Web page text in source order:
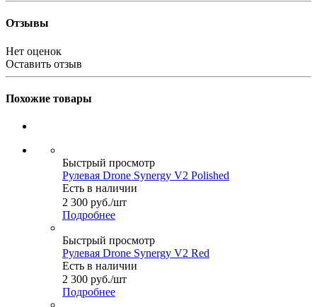
Отзывы
Нет оценок
Оставить отзыв
Похожие товары
Быстрый просмотр
Рулевая Drone Synergy V2 Polished
Есть в наличии
2 300 руб./шт
Подробнее
Быстрый просмотр
Рулевая Drone Synergy V2 Red
Есть в наличии
2 300 руб./шт
Подробнее